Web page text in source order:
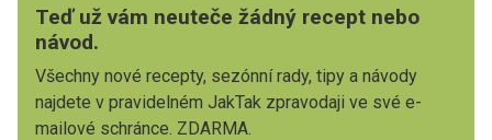
Teď už vám neuteče žádný recept nebo
návod.
Všechny nové recepty, sezónní rady, tipy a návody
najdete v pravidelném JakTak zpravodaji ve své e-
mailové schránce. ZDARMA.